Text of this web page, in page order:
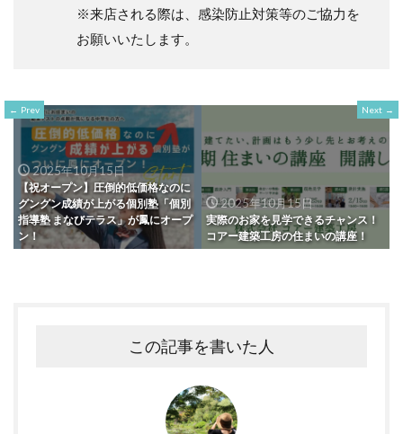
※来店される際は、感染防止対策等のご協力を
お願いいたします。
Prev
2025年10月15日
【祝オープン】圧倒的低価格なのに
グングン成績が上がる個別塾「個別
指導塾 まなびテラス」が鳳にオープ
ン！
Next
2025年10月15日
実際のお家を見学できるチャンス！
コアー建築工房の住まいの講座！
この記事を書いた人